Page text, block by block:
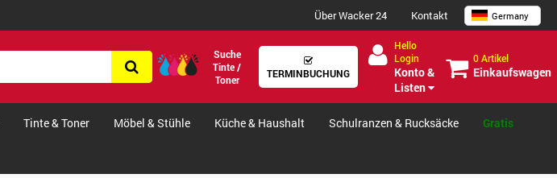
Über Wacker 24 Kontakt Germany
Suche
Tinte /
Toner
TERMINBUCHUNG
Hello
Login
Konto &
Listen
0 Artikel
Einkaufswagen
Tinte & Toner Möbel & Stühle Küche & Haushalt Schulranzen & Rucksäcke Gratis